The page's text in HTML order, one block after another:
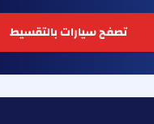
تصفح سيارات بالتقسيط